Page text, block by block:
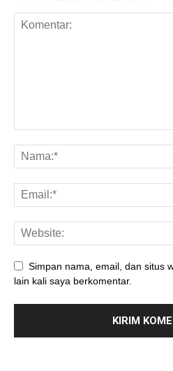
Simpan nama, email, dan situs
lain kali saya berkomentar.